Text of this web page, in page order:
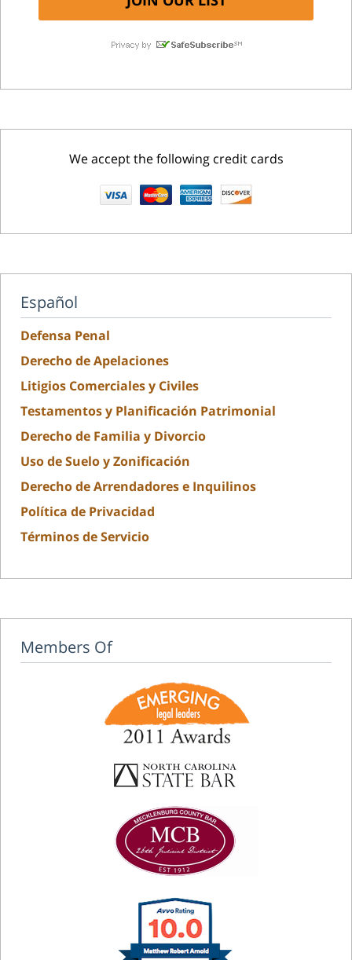
We accept the following credit cards
Español
Defensa Penal
Derecho de Apelaciones
Litigios Comerciales y Civiles
Testamentos y Planificación Patrimonial
Derecho de Familia y Divorcio
Uso de Suelo y Zonificación
Derecho de Arrendadores e Inquilinos
Política de Privacidad
Términos de Servicio
Members Of